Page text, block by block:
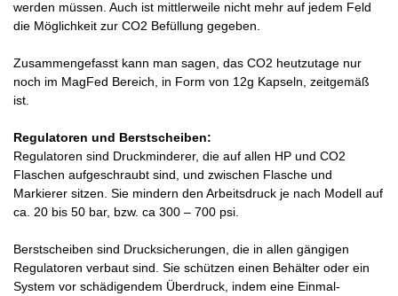
werden müssen. Auch ist mittlerweile nicht mehr auf jedem Feld
die Möglichkeit zur CO2 Befüllung gegeben.
Zusammengefasst kann man sagen, das CO2 heutzutage nur
noch im MagFed Bereich, in Form von 12g Kapseln, zeitgemäß
ist.
Regulatoren und Berstscheiben:
Regulatoren sind Druckminderer, die auf allen HP und CO2
Flaschen aufgeschraubt sind, und zwischen Flasche und
Markierer sitzen. Sie mindern den Arbeitsdruck je nach Modell auf
ca. 20 bis 50 bar, bzw. ca 300 – 700 psi.
Berstscheiben sind Drucksicherungen, die in allen gängigen
Regulatoren verbaut sind. Sie schützen einen Behälter oder ein
System vor schädigendem Überdruck, indem eine Einmal-